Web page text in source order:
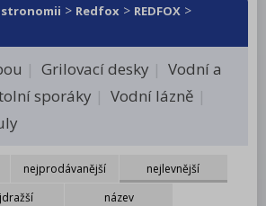
masa a zeleniny
> Redfox > REDFOX >
Grilovací desky
Vodní a
sporáky
Vodní lázně
nejprodávanější
nejlevnější
název